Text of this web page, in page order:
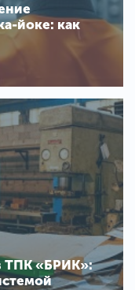
йоке: как
ТПК «БРИК»: